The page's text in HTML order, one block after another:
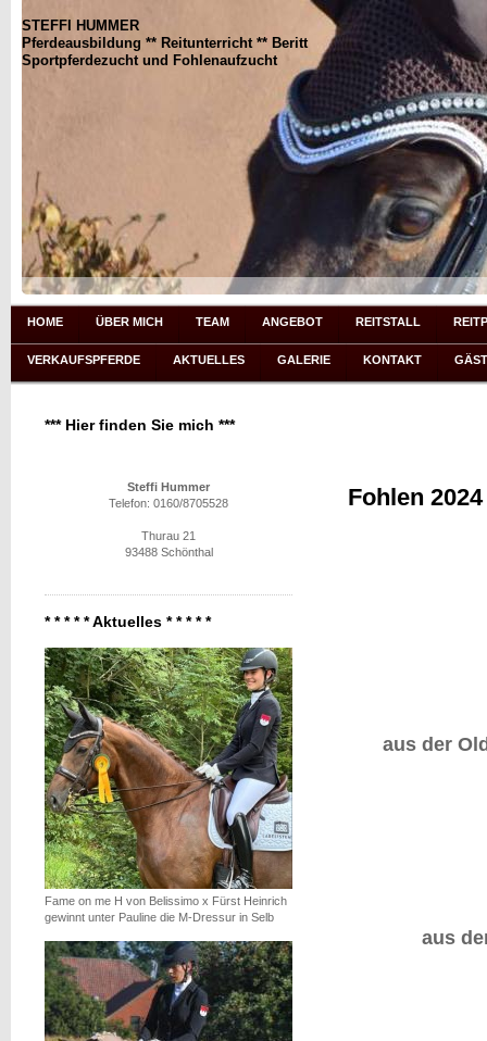
STEFFI HUMMER
Pferdeausbildung ** Reitunterricht ** Beritt
Sportpferdezucht und Fohlenaufzucht
HOME ÜBER MICH TEAM ANGEBOT REITSTALL
VERKAUFSPFERDE AKTUELLES GALERIE KONTAKT
*** Hier finden Sie mich ***
Steffi Hummer
Telefon: 0160/8705528
Thurau 21
93488 Schönthal
* * * * * Aktuelles * * * * *
Fame on me H von Belissimo x Fürst Heinrich
gewinnt unter Pauline die M-Dressur in Selb
Fohlen 2024
aus der
aus